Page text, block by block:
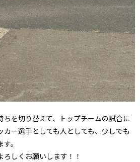
ちを切り替えて、トップチームの試合に
ー選手としても人としても、少しでも
。
しくお願いします！！